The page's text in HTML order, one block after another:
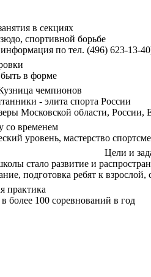
в секциях
спортивной борьбе
по тел. (496) 623-13-
в форме
чемпионов
- элита спорта России
Московской области,
со временем
уровень, мастерство
Цели и
стало развитие и
подготовка ребят к
практика
более 100 соревнований в год